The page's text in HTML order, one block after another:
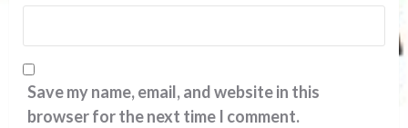
Save my name, email, and website in this
browser for the next time I comment.